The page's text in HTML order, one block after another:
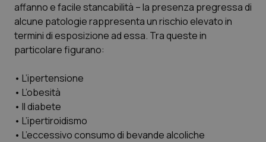
Emilia-Romagna
Friuli Venezia Giulia
Liguria
Lombardia
Colesterolo & coronaropatie
Dermatite Atopica
Disturbi dell’umore
Dolore
affanno e facile stancabilità – la presenza pregressa di
alcune patologie rappresenta un rischio elevato in
termini di esposizione ad essa. Tra queste in
particolare figurano:
• L’ipertensione
• L’obesità
• Il diabete
• L’ipertiroidismo
• L’eccessivo consumo di bevande alcoliche